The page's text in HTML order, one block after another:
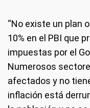
“No existe un plan
10% en el PBI que
impuestas por el
Numerosos
afectados y no
inflación está